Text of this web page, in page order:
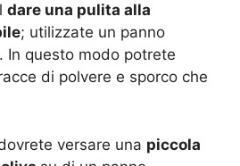
dare una pulita alla
; utilizzate un panno
In questo modo potrete
di polvere e sporco che
versare una piccola